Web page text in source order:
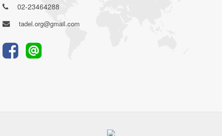
02-23464288
tadel.org@gmail.com